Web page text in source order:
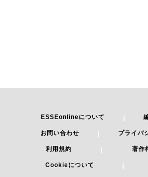
ESSEonlineについて
お問い合わせ プライバ
利用規約 著作
Cookieについて